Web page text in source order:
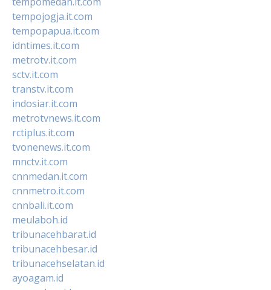
tempojogja.it.com
tempopapua.it.com
idntimes.it.com
metrotv.it.com
sctv.it.com
transtv.it.com
indosiar.it.com
metrotvnews.it.com
rctiplus.it.com
tvonenews.it.com
mnctv.it.com
cnnmedan.it.com
cnnmetro.it.com
cnnbali.it.com
meulaboh.id
tribunacehbarat.id
tribunacehbesar.id
tribunacehselatan.id
ayoagam.id